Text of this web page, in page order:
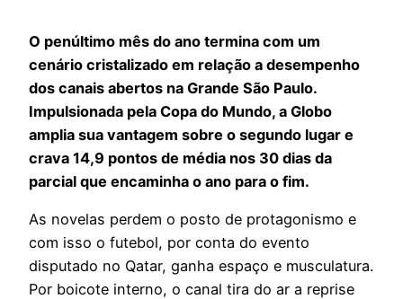
O penúltimo mês do ano termina com um
cenário cristalizado em relação a desempenho
dos canais abertos na Grande São Paulo.
Impulsionada pela Copa do Mundo, a Globo
amplia sua vantagem sobre o segundo lugar e
crava 14,9 pontos de média nos 30 dias da
parcial que encaminha o ano para o fim.
As novelas perdem o posto de protagonismo e
com isso o futebol, por conta do evento
disputado no Qatar, ganha espaço e musculatura.
Por boicote interno, o canal tira do ar a reprise